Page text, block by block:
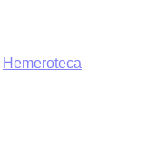
Hemeroteca